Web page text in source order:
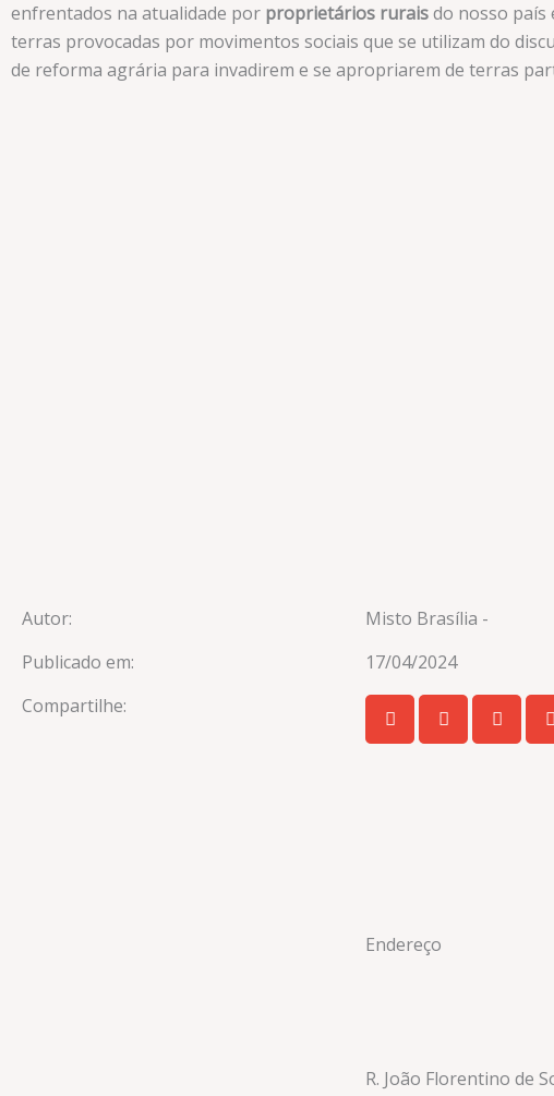
enfrentados na atualidade por proprietários ruraisdo nosso país
terras provocadas por movimentos sociais que se utilizam do
de reforma agrária para invadirem e se apropriarem de terras
Autor:
Misto Brasília -
Publicado em:
17/04/2024
Compartilhe:
Endereço
R. João Florentino de